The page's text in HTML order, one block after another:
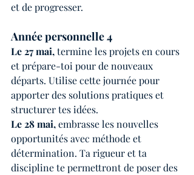
et de progresser.
Année personnelle 4
Le 27 mai, termine les projets en cours
et prépare-toi pour de nouveaux
départs. Utilise cette journée pour
apporter des solutions pratiques et
structurer tes idées.
Le 28 mai, embrasse les nouvelles
opportunités avec méthode et
détermination. Ta rigueur et ta
discipline te permettront de poser des